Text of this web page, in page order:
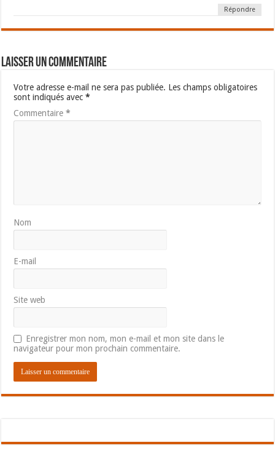
Répondre
Laisser un commentaire
Votre adresse e-mail ne sera pas publiée. Les champs obligatoires
sont indiqués avec*
Commentaire*
Nom
E-mail
Site web
Enregistrer mon nom, mon e-mail et mon site dans le
navigateur pour mon prochain commentaire.